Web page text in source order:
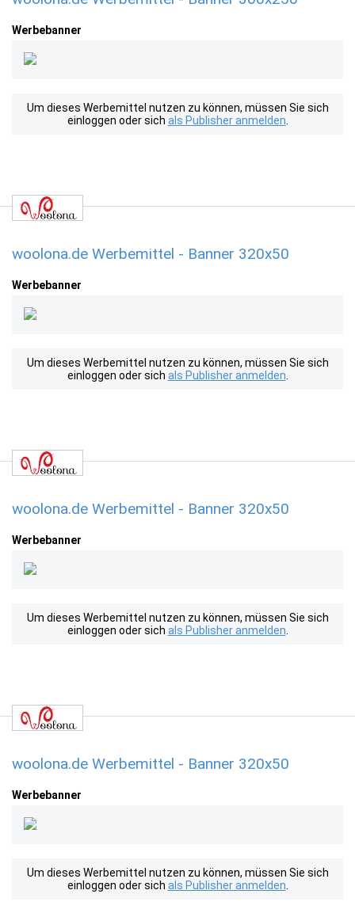
Werbebanner
Um dieses Werbemittel nutzen zu können, müssen Sie sich
einloggen oder sich als Publisher anmelden
woolona.de Werbemittel - Banner 320x50
Werbebanner
Um dieses Werbemittel nutzen zu können, müssen Sie sich
einloggen oder sich als Publisher anmelden
woolona.de Werbemittel - Banner 320x50
Werbebanner
Um dieses Werbemittel nutzen zu können, müssen Sie sich
einloggen oder sich als Publisher anmelden
woolona.de Werbemittel - Banner 320x50
Werbebanner
Um dieses Werbemittel nutzen zu können, müssen Sie sich
einloggen oder sich als Publisher anmelden